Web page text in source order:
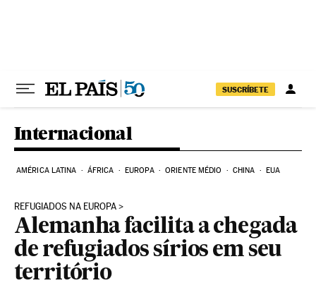
SUSCRÍBETE
Internacional
AMÉRICA LATINA ÁFRICA EUROPA ORIENTE MÉDIO CHINA EUA
REFUGIADOS NA EUROPA
Alemanha facilita a chegada
de refugiados sírios em seu
território